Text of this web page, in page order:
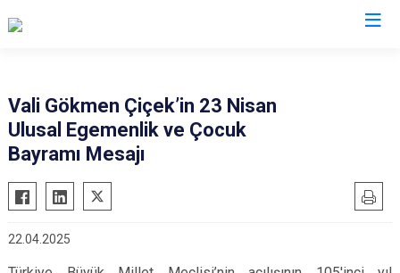
Vali Gökmen Çiçek’in 23 Nisan
Ulusal Egemenlik ve Çocuk
Bayramı Mesajı
22.04.2025